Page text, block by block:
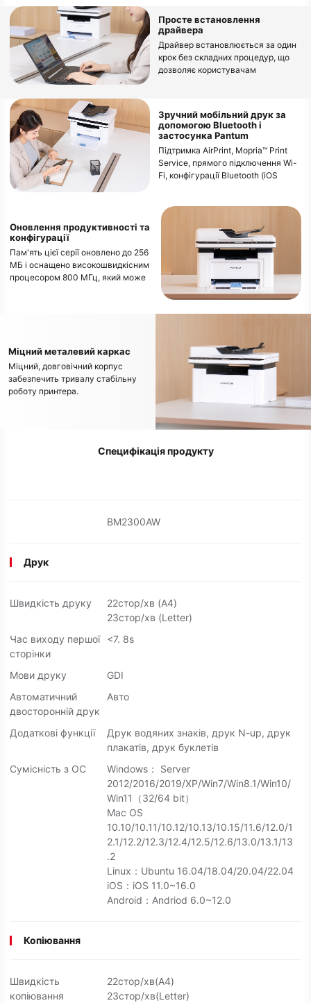
Просте встановлення
драйвера
Драйвер встановлюється за один
крок без складних процедур, що
дозволяє користувачам
Зручний мобільний друк за
допомогою Bluetooth і
застосунка Pantum
Підтримка AirPrint, Mopria™ Print
Service, прямого підключення Wi-
Fi, конфігурації Bluetooth (iOS
користувачам насолоджуватися
бездротовим друком із різних
мобільних пристроїв.
Оновлення продуктивності та
конфігурації
Пам'ять цієї серії оновлено до 256
МБ і оснащено високошвидкісним
процесором 800 МГц, який може
Міцний металевий каркас
Міцний, довговічний корпус
забезпечить тривалу стабільну
роботу принтера.
Специфікація продукту
BM2300AW
Друк
Швидкість друку
22стор/хв (A4)
23стор/хв (Letter)
Час виходу першої
сторінки
<7. 8s
Мови друку
GDI
Автоматичний
двосторонній друк
Авто
Додаткові функції
Друк водяних знаків, друк N-up, друк
плакатів, друк буклетів
Сумісність з ОС
Windows： Server
2012/2016/2019/XP/Win7/Win8.1/Win10/
Win11（32/64 bit）
Mac OS
10.10/10.11/10.12/10.13/10.15/11.6/12.0/1
2.1/12.2/12.3/12.4/12.5/12.6/13.0/13.1/13
.2
Linux：Ubuntu 16.04/18.04/20.04/22.04
iOS：iOS 11.0~16.0
Android：Andriod 6.0~12.0
Копіювання
Швидкість
копіювання
22стор/хв(A4)
23стор/хв(Letter)